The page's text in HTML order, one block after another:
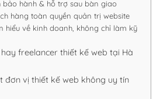
bảo hành & hỗ trợ sau bàn giao
hàng toàn quyền quản trị website
hiểu về kinh doanh, không chỉ làm kỹ
freelancer thiết kế web tại Hà
đơn vị thiết kế web không uy tín